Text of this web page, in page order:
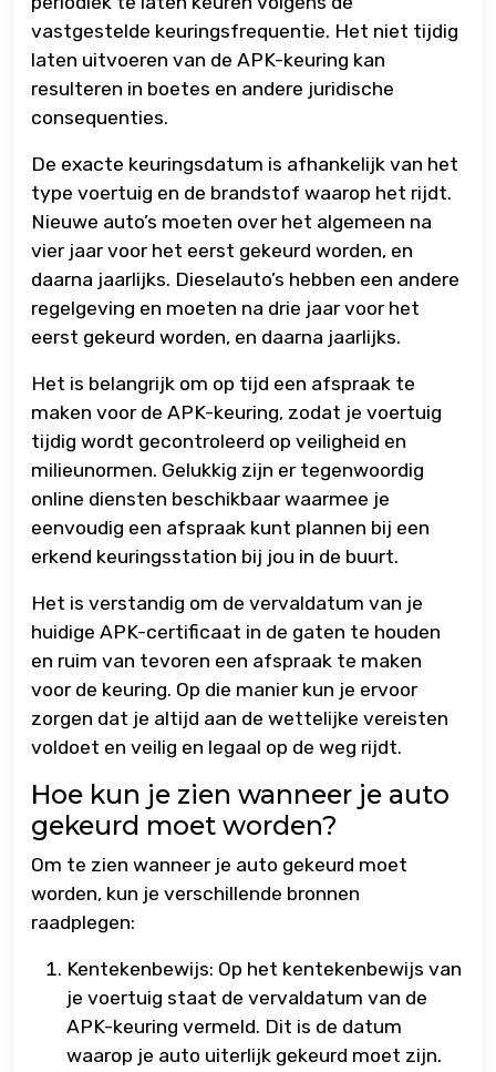
vastgestelde keuringsfrequentie. Het niet tijdig
laten uitvoeren van de APK-keuring kan
resulteren in boetes en andere juridische
consequenties.
De exacte keuringsdatum is afhankelijk van het
type voertuig en de brandstof waarop het rijdt.
Nieuwe auto’s moeten over het algemeen na
vier jaar voor het eerst gekeurd worden, en
daarna jaarlijks. Dieselauto’s hebben een andere
regelgeving en moeten na drie jaar voor het
eerst gekeurd worden, en daarna jaarlijks.
Het is belangrijk om op tijd een afspraak te
maken voor de APK-keuring, zodat je voertuig
tijdig wordt gecontroleerd op veiligheid en
milieunormen. Gelukkig zijn er tegenwoordig
online diensten beschikbaar waarmee je
eenvoudig een afspraak kunt plannen bij een
erkend keuringsstation bij jou in de buurt.
Het is verstandig om de vervaldatum van je
huidige APK-certificaat in de gaten te houden
en ruim van tevoren een afspraak te maken
voor de keuring. Op die manier kun je ervoor
zorgen dat je altijd aan de wettelijke vereisten
voldoet en veilig en legaal op de weg rijdt.
Hoe kun je zien wanneer je auto
gekeurd moet worden?
Om te zien wanneer je auto gekeurd moet
worden, kun je verschillende bronnen
raadplegen:
Kentekenbewijs: Op het kentekenbewijs van
je voertuig staat de vervaldatum van de
APK-keuring vermeld. Dit is de datum
waarop je auto uiterlijk gekeurd moet zijn.